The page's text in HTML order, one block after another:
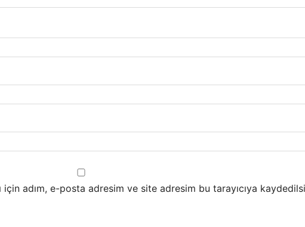
için adım, e-posta adresim ve site adresim bu tarayıcıya